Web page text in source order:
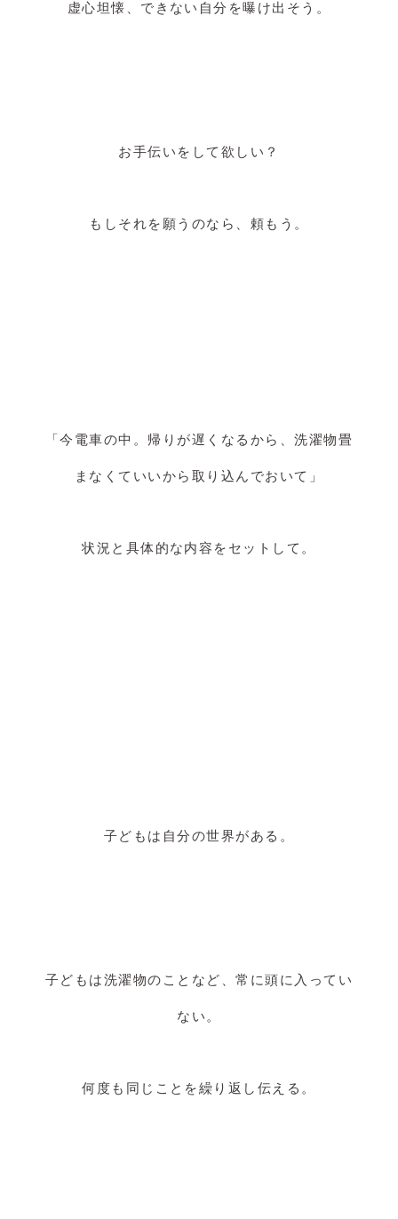
虚心坦懐、できない自分を曝け出そう。
お手伝いをして欲しい？
もしそれを願うのなら、頼もう。
「今電車の中。帰りが遅くなるから、洗濯物畳
まなくていいから取り込んでおいて」
状況と具体的な内容をセットして。
子どもは自分の世界がある。
子どもは洗濯物のことなど、常に頭に入ってい
ない。
何度も同じことを繰り返し伝える。